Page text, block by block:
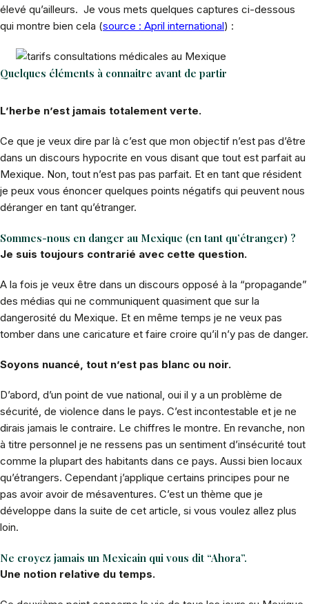
élevé qu’ailleurs. Je vous mets quelques captures ci-dessous
qui montre bien cela (source : April international) :
Quelques éléments à connaitre avant de partir
L’herbe n’est jamais totalement verte.
Ce que je veux dire par là c’est que mon objectif n’est pas d’être
dans un discours hypocrite en vous disant que tout est parfait au
Mexique. Non, tout n’est pas pas parfait. Et en tant que résident
je peux vous énoncer quelques points négatifs qui peuvent nous
déranger en tant qu’étranger.
Sommes-nous en danger au Mexique (en tant qu’étranger) ?
Je suis toujours contrarié avec cette question.
A la fois je veux être dans un discours opposé à la “propagande”
des médias qui ne communiquent quasiment que sur la
dangerosité du Mexique. Et en même temps je ne veux pas
tomber dans une caricature et faire croire qu’il n’y pas de danger.
Soyons nuancé, tout n’est pas blanc ou noir.
D’abord, d’un point de vue national, oui il y a un problème de
sécurité, de violence dans le pays. C’est incontestable et je ne
dirais jamais le contraire. Le chiffres le montre. En revanche, non
à titre personnel je ne ressens pas un sentiment d’insécurité tout
comme la plupart des habitants dans ce pays. Aussi bien locaux
qu’étrangers. Cependant j’applique certains principes pour ne
pas avoir avoir de mésaventures. C’est un thème que je
développe dans la suite de cet article, si vous voulez allez plus
loin.
Ne croyez jamais un Mexicain qui vous dit “Ahora”.
Une notion relative du temps.